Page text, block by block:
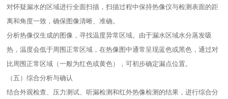
对怀疑漏水的区域进行全面扫描，扫描过程中保持热像仪与检测表面的距
离和角度一致，确保图像清晰、准确。​
分析热像仪生成的图像，寻找温度异常区域。由于漏水区域水分蒸发吸
热，温度会低于周围正常区域，在热像图中通常呈现蓝色或黑色，通过对
比周围正常区域（一般为红色或黄色），可初步确定漏点位置。​
（五）综合分析与确认​
结合外观检查、压力测试、听漏检测和红外热像检测的结果，进行综合分